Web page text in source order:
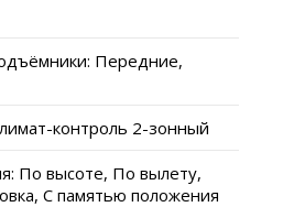
Передние,
контроль 2-зонный
По высоте, По вылету,
С памятью положения